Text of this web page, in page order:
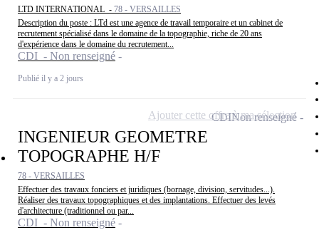
LTD INTERNATIONAL - 78 - VERSAILLES
Description du poste : LTd est une agence de travail temporaire et un cabinet de
recrutement spécialisé dans le domaine de la topographie, riche de 20 ans
d'expérience dans le domaine du recrutement...
CDI - Non renseigné
Publié il y a 2 jours
INGENIEUR GEOMETRE
TOPOGRAPHE H/F
78 - VERSAILLES
Effectuer des travaux fonciers et juridiques (bornage, division, servitudes...).
Réaliser des travaux topographiques et des implantations. Effectuer des levés
d'architecture (traditionnel ou par...
CDI - Non renseigné
CDINon renseigné
Ajouter cette offre à ma sélection